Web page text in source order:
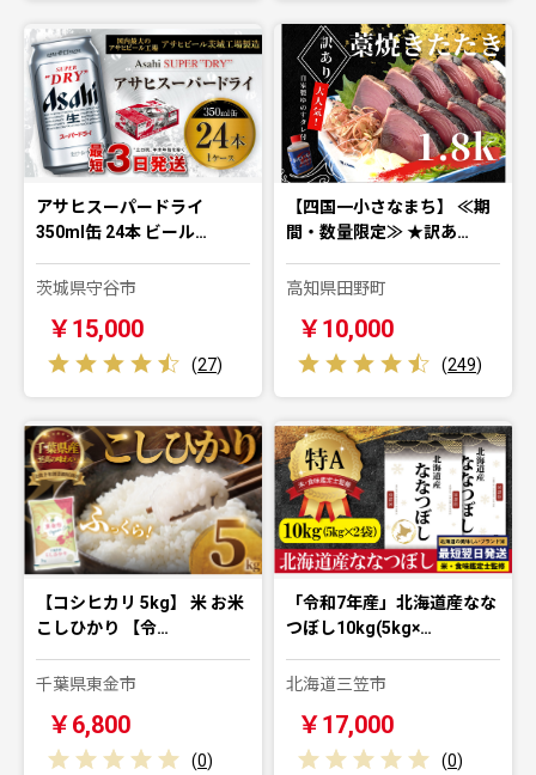
アサヒスーパードライ
350ml缶 24本 ビール…
茨城県守谷市
￥15,000
(27)
【四国一小さなまち】 ≪期
間・数量限定≫ ★訳あ…
高知県田野町
￥10,000
(249)
【コシヒカリ 5kg】 米 お米
こしひかり 【令…
千葉県東金市
￥6,800
(0)
「令和7年産」北海道産なな
つぼし10kg(5kg×…
北海道三笠市
￥17,000
(0)